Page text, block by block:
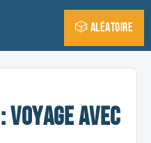
🎲 Aléatoire
Voyage avec